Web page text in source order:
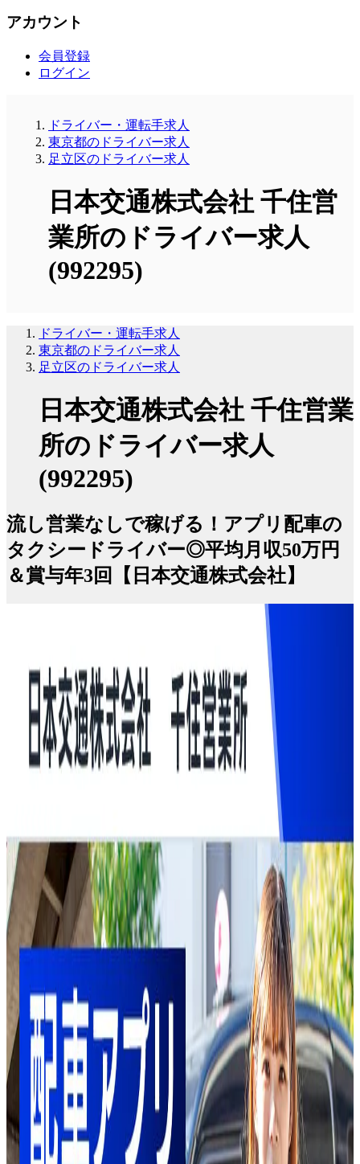
アカウント
会員登録
ログイン
ドライバー・運転手求人
東京都のドライバー求人
足立区のドライバー求人
日本交通株式会社 千住営
業所のドライバー求人
(992295)
ドライバー・運転手求人
東京都のドライバー求人
足立区のドライバー求人
日本交通株式会社 千住営業
所のドライバー求人
(992295)
流し営業なしで稼げる！アプリ配車の
タクシードライバー◎平均月収50万円
＆賞与年3回【日本交通株式会社】